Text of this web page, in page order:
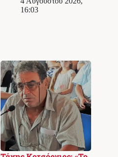
16:03